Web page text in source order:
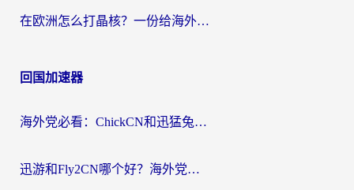
在欧洲怎么打晶核？一份给海外游子的网络加速生存指南
回国加速器
海外党必看：ChickCN和迅猛兔好用吗？3招教你选对回国加速器
迅游和Fly2CN哪个好？海外党回国加速器真实测评与选择心法